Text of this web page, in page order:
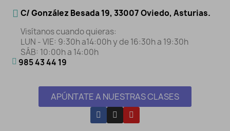
C/ González Besada 19, 33007 Oviedo, Asturias.
Visítanos cuando quieras:
LUN - VIE: 9:30h a14:00h y de 16:30h a 19:30h
SÁB: 10:00h a 14:00h
985 43 44 19
APÚNTATE A NUESTRAS CLASES